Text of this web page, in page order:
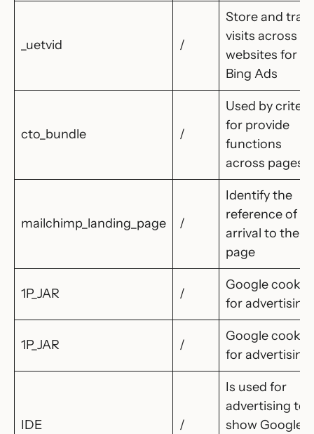
_uetvid /
Store and
visits across
websites for
Bing Ads
cto_bundle /
Used by criteo
for provide
functions
across pages.
mailchimp_landing_page /
Identify the
reference of
arrival to the
page
1P_JAR /
Google
for advertising
1P_JAR /
Google
for advertising
IDE /
Is used for
advertising to
show Google